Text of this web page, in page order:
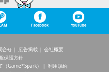
Facebook YouTube
合せ 広告掲載
会社概要
保護方針
（Game*Spark）
利用規約